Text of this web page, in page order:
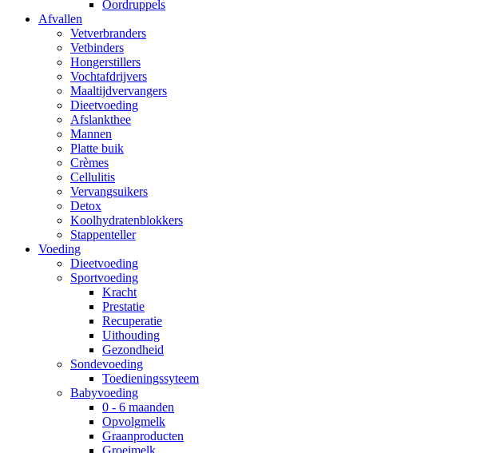
Oordruppels
Afvallen
Vetverbranders
Vetbinders
Hongerstillers
Vochtafdrijvers
Maaltijdvervangers
Dieetvoeding
Afslankthee
Mannen
Platte buik
Crèmes
Cellulitis
Vervangsuikers
Detox
Koolhydratenblokkers
Stappenteller
Voeding
Dieetvoeding
Sportvoeding
Kracht
Prestatie
Recuperatie
Uithouding
Gezondheid
Sondevoeding
Toedieningssyteem
Babyvoeding
0 - 6 maanden
Opvolgmelk
Graanproducten
Groeimelk